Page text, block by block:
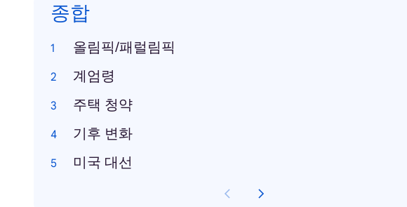
종합
올림픽/패럴림픽
계엄령
주택 청약
기후 변화
미국 대선